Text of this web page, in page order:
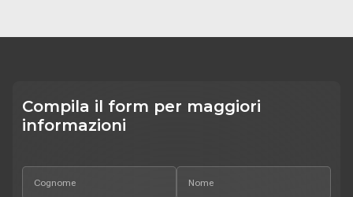
Compila il form per maggiori
informazioni